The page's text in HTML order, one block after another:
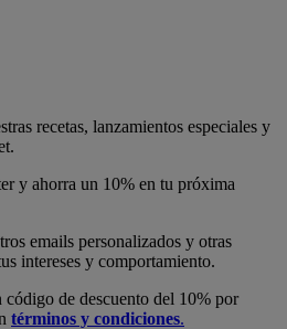
recetas, lanzamientos especiales y
y ahorra un 10% en tu próxima
emails personalizados y otras
intereses y comportamiento.
de descuento del 10% por
términos y condiciones.